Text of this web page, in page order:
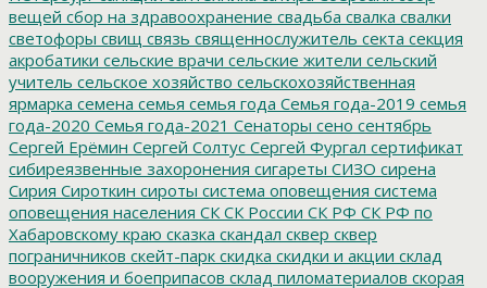
вещей сбор на здравоохранение свадьба свалка свалки
светофоры свищ связь священнослужитель секта секция
акробатики сельские врачи сельские жители сельский
учитель сельское хозяйство сельскохозяйственная
ярмарка семена семья семья года Семья года-2019 семья
года-2020 Семья года-2021 Сенаторы сено сентябрь
Сергей Ерёмин Сергей Солтус Сергей Фургал сертификат
сибиреязвенные захоронения сигареты СИЗО сирена
Сирия Сироткин сироты система оповещения система
оповещения населения СК СК России СК РФ СК РФ по
Хабаровскому краю сказка скандал сквер сквер
пограничников скейт-парк скидка скидки и акции склад
вооружения и боеприпасов склад пиломатериалов скорая